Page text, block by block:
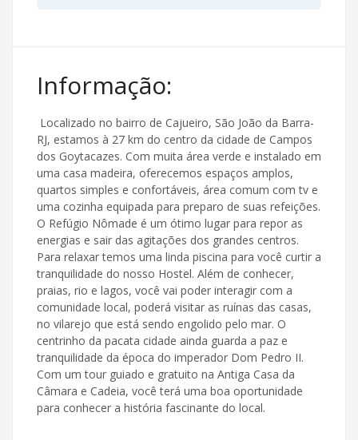
Informação:
Localizado no bairro de Cajueiro, São João da Barra-
RJ, estamos à 27 km do centro da cidade de Campos
dos Goytacazes. Com muita área verde e instalado em
uma casa madeira, oferecemos espaços amplos,
quartos simples e confortáveis, área comum com tv e
uma cozinha equipada para preparo de suas refeições.
O Refúgio Nômade é um ótimo lugar para repor as
energias e sair das agitações dos grandes centros.
Para relaxar temos uma linda piscina para você curtir a
tranquilidade do nosso Hostel. Além de conhecer,
praias, rio e lagos, você vai poder interagir com a
comunidade local, poderá visitar as ruínas das casas,
no vilarejo que está sendo engolido pelo mar. O
centrinho da pacata cidade ainda guarda a paz e
tranquilidade da época do imperador Dom Pedro II.
Com um tour guiado e gratuito na Antiga Casa da
Câmara e Cadeia, você terá uma boa oportunidade
para conhecer a história fascinante do local.